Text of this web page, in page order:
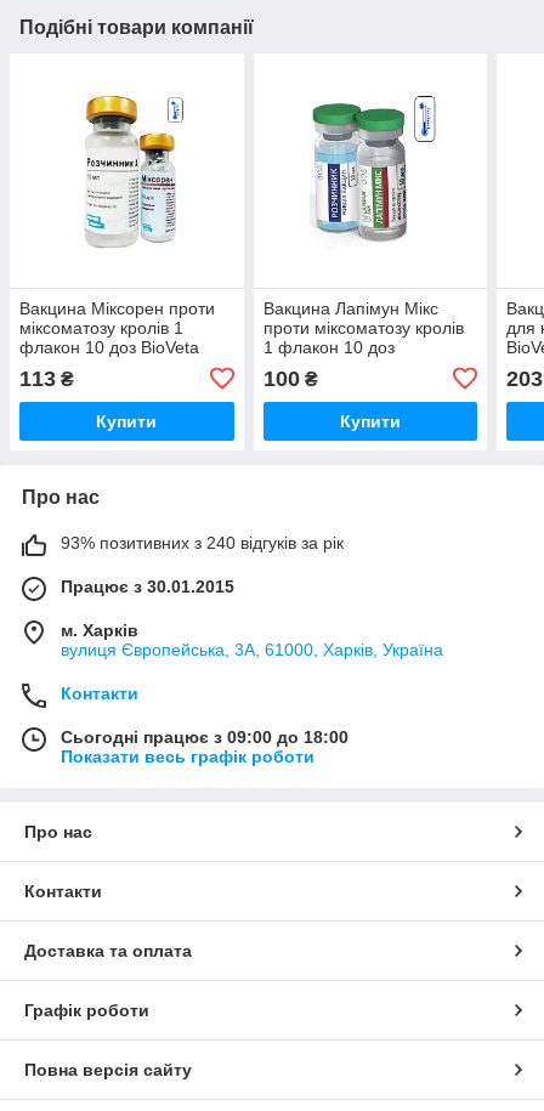
Подібні товари компанії
Вакцина Міксорен проти
міксоматозу кролів 1
флакон 10 доз BioVeta
113 ₴
Купити
Вакцина Лапімун Мікс
проти міксоматозу кролів
1 флакон 10 доз
100₴
Купити
для
203
Про нас
93% позитивних з 240 відгуків за рік
Працює з 30.01.2015
м. Харків
вулиця Європейська, 3А, 61000, Харків, Україна
Контакти
Сьогодні працює з 09:00 до 18:00
Показати весь графік роботи
Про нас
Контакти
Доставка та оплата
Графік роботи
Повна версія сайту